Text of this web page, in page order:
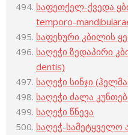
საფეთქელ-ქვედა
temporo-
საფეხური კბილის
საღეჭი ზედაპირი
dentis)
საღეჭი სინჯი
საღეჭი ძალა
საღეჭი წნევა
საღეჭ-სამეტყველო